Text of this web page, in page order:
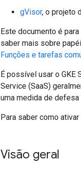
gVisor, o projeto
Este documento é
saber mais sobre
Funções e tarefas
É possível usar o GKE
Service (SaaS)
uma medida de
Para saber como
Visão geral